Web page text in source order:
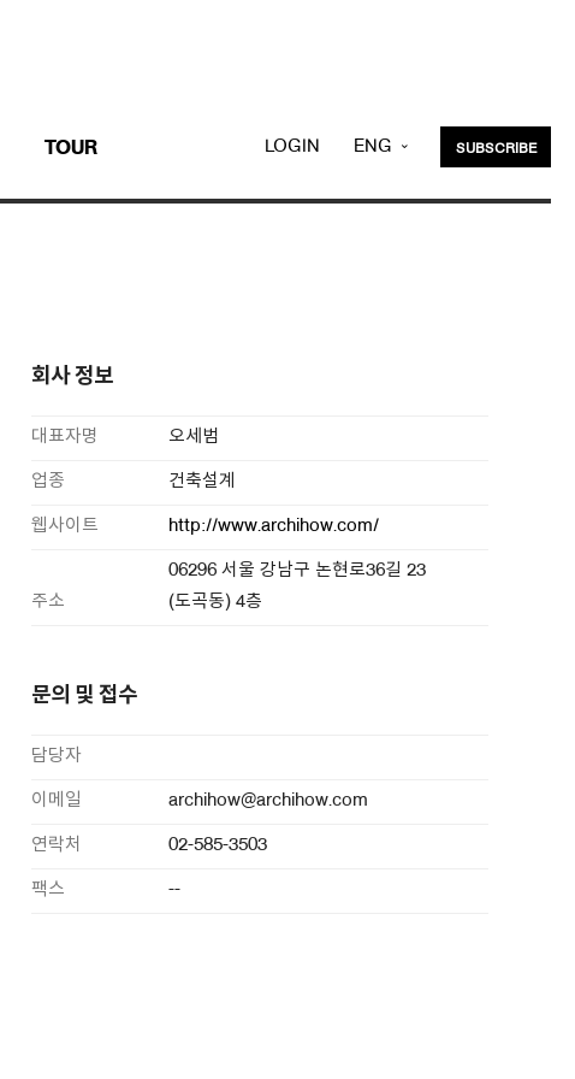
TOUR LOGIN ENG SUBSCRIBE
회사 정보
대표자명 오세범
업종 건축설계
웹사이트 http://www.archihow.com/
주소
06296 서울 강남구 논현로36길 23
(도곡동) 4층
문의 및 접수
담당자
이메일 archihow@archihow.com
연락처 02-585-3503
팩스 --